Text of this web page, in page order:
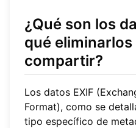
¿Qué son los
qué
compartir?
Los datos EXIF
Format), como se
tipo específico de